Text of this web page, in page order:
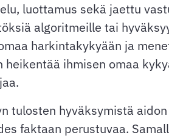
luottamus sekä jaettu
algoritmeille tai
harkintakykyään ja
ihmisen omaa
hyväksymistä
faktaan perustuvaa.